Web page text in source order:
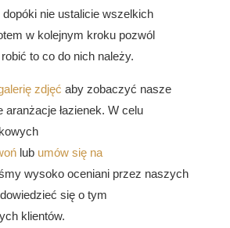
nie ustalicie wszelkich
w kolejnym kroku pozwól
to co do nich należy.
zdjęć aby zobaczyć nasze
aranżacje łazienek. W celu
lub umów się na
wysoko oceniani przez naszych
się o tym
klientów.